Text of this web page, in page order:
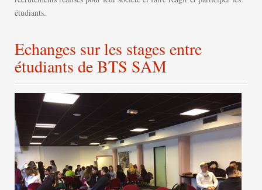
étudiants.
Echanges sur les stages entre
étudiants de BTS SAM